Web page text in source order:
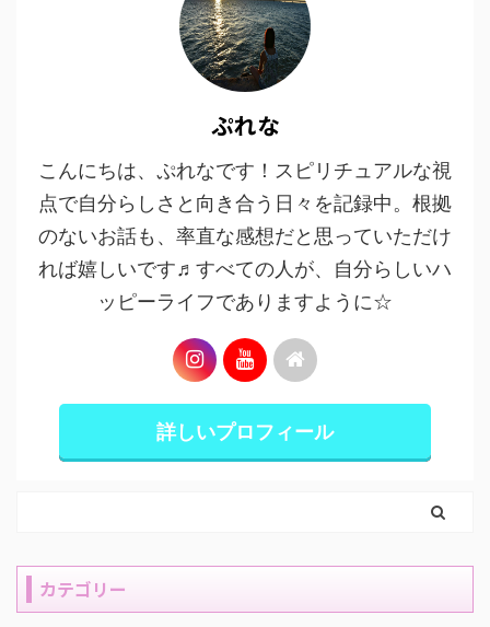
ぷれな
こんにちは、ぷれなです！スピリチュアルな視
点で自分らしさと向き合う日々を記録中。根拠
のないお話も、率直な感想だと思っていただけ
れば嬉しいです♬すべての人が、自分らしいハ
ッピーライフでありますように☆
詳しいプロフィール
カテゴリー